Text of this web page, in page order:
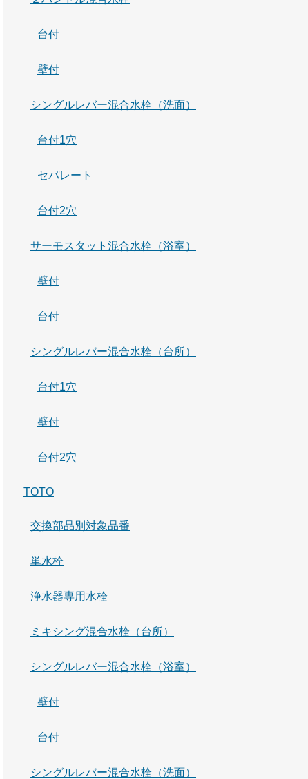
台付
壁付
シングルレバー混合水栓（洗面）
台付1穴
セパレート
台付2穴
サーモスタット混合水栓（浴室）
壁付
台付
シングルレバー混合水栓（台所）
台付1穴
壁付
台付2穴
TOTO
交換部品別対象品番
単水栓
浄水器専用水栓
ミキシング混合水栓（台所）
シングルレバー混合水栓（浴室）
壁付
台付
シングルレバー混合水栓（洗面）